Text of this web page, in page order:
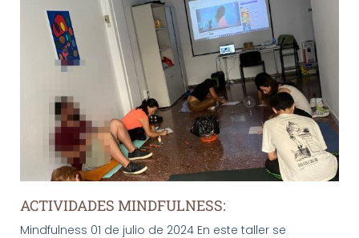
ACTIVIDADES MINDFULNESS:
Mindfulness 01 de julio de 2024 En este taller se